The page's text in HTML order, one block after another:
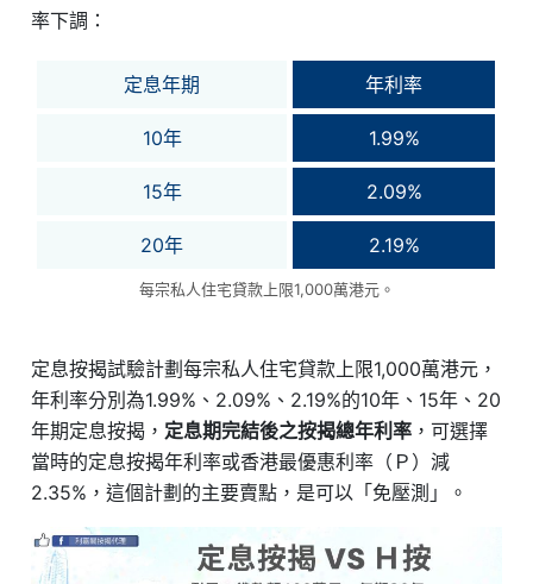
率下調：
定息年期 年利率
10年 1.99%
15年 2.09%
20年 2.19%
每宗私人住宅貸款上限1,000萬港元。
定息按揭試驗計劃每宗私人住宅貸款上限1,000萬港元，
年利率分別為1.99%、2.09%、2.19%的10年、15年、20
年期定息按揭， 定息期完結後之按揭總年利率 ，可選擇
當時的定息按揭年利率或香港最優惠利率（Ｐ）減
2.35%，這個計劃的主要賣點，是可以「免壓測」。